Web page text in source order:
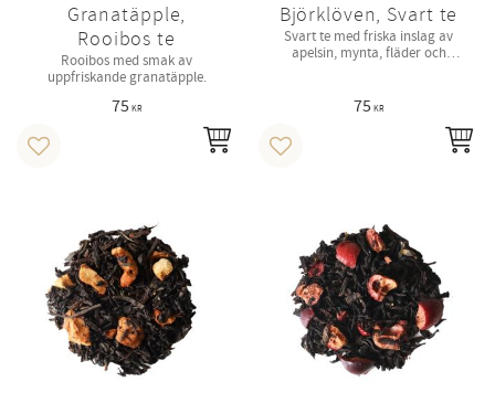
Granatäpple,
Rooibos te
Rooibos med smak av
uppfriskande granatäpple.
75 KR
Lägg till i favoriter
Björklöven, Svart te
Svart te med friska inslag av
apelsin, mynta, fläder och
75 KR
Lägg till i favoriter